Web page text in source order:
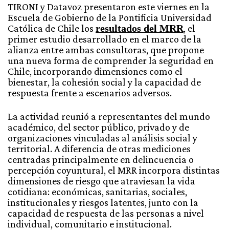
TIRONI y Datavoz presentaron este viernes en la
Escuela de Gobierno de la Pontificia Universidad
Católica de Chile los resultados del MRR, el
primer estudio desarrollado en el marco de la
alianza entre ambas consultoras, que propone
una nueva forma de comprender la seguridad en
Chile, incorporando dimensiones como el
bienestar, la cohesión social y la capacidad de
respuesta frente a escenarios adversos.
La actividad reunió a representantes del mundo
académico, del sector público, privado y de
organizaciones vinculadas al análisis social y
territorial. A diferencia de otras mediciones
centradas principalmente en delincuencia o
percepción coyuntural, el MRR incorpora distintas
dimensiones de riesgo que atraviesan la vida
cotidiana: económicas, sanitarias, sociales,
institucionales y riesgos latentes, junto con la
capacidad de respuesta de las personas a nivel
individual, comunitario e institucional.